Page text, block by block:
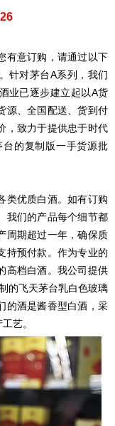
有意订购，请通过以下
针对茅台A系列，我们
业已逐步建立起以A货
源、全国配送、货到付
，致力于提供忠于时代
的复制版一手货源批
类优质白酒。如有订购
我们的产品每个细节都
周期超过一年，确保质
持预付款。作为专业的
高档白酒。我公司提供
的飞天茅台乳白色玻璃
的酒是酱香型白酒，采
艺。